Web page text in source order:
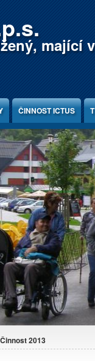
mající
ČINNOST ICTUS
2013